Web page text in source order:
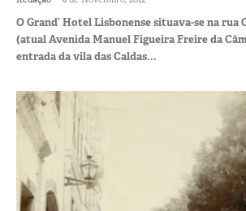
O Grand’ Hotel Lisbonense situava-se na rua
(atual Avenida Manuel Figueira Freire da
entrada da vila das Caldas...